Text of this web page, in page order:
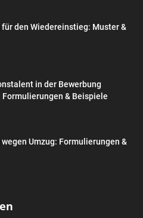
für den Wiedereinstieg: Muster &
in der Bewerbung
Formulierungen & Beispiele
Umzug: Formulierungen &